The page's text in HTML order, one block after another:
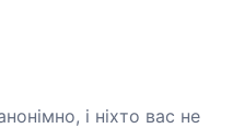
і ніхто вас не